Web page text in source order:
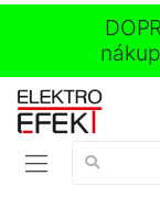
Vyhledávání: